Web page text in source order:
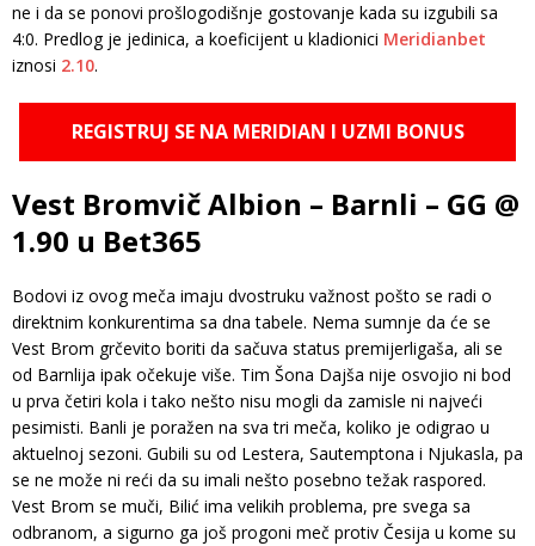
ne i da se ponovi prošlogodišnje gostovanje kada su izgubili sa
4:0. Predlog je jedinica, a koeficijent u kladionici Meridianbet
iznosi 2.10.
REGISTRUJ SE NA MERIDIAN I UZMI BONUS
Vest Bromvič Albion – Barnli – GG @
1.90 u Bet365
Bodovi iz ovog meča imaju dvostruku važnost pošto se radi o
direktnim konkurentima sa dna tabele. Nema sumnje da će se
Vest Brom grčevito boriti da sačuva status premijerligaša, ali se
od Barnlija ipak očekuje više. Tim Šona Dajša nije osvojio ni bod
u prva četiri kola i tako nešto nisu mogli da zamisle ni najveći
pesimisti. Banli je poražen na sva tri meča, koliko je odigrao u
aktuelnoj sezoni. Gubili su od Lestera, Sautemptona i Njukasla, pa
se ne može ni reći da su imali nešto posebno težak raspored.
Vest Brom se muči, Bilić ima velikih problema, pre svega sa
odbranom, a sigurno ga još progoni meč protiv Česija u kome su